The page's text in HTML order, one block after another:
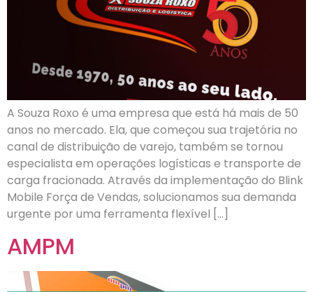
A Souza Roxo é uma empresa que está há mais de 50
anos no mercado. Ela, que começou sua trajetória no
canal de distribuição de varejo, também se tornou
especialista em operações logísticas e transporte de
carga fracionada. Através da implementação do Blink
Mobile Força de Vendas, solucionamos sua demanda
urgente por uma ferramenta flexível […]
AMPM